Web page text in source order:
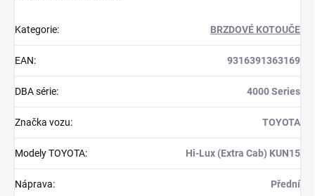
Kategorie: BRZDOVÉ KOTOUČE
EAN: 9316391363169
DBA série: 4000 Series
Značka vozu: TOYOTA
Modely TOYOTA: Hi-Lux (Extra Cab) KUN15
Náprava: Přední